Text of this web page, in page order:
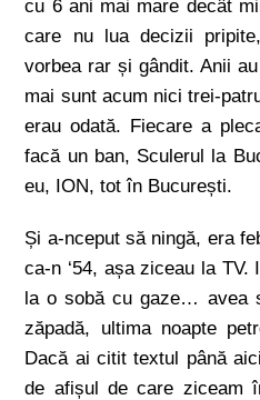
cu 6 ani mai mare decât
care nu lua decizii
vorbea rar și gândit. Anii
mai sunt acum nici trei-
erau odată. Fiecare a
facă un ban, Sculerul la
eu, ION, tot în București.
Și a-nceput să ningă, era
ca-n ‘54, așa ziceau la
la o sobă cu gaze… avea
zăpadă, ultima noapte
Dacă ai citit textul până
de afișul de care ziceam